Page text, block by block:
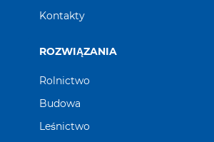
Kontakty
ROZWIĄZANIA
Rolnictwo
Budowa
Leśnictwo